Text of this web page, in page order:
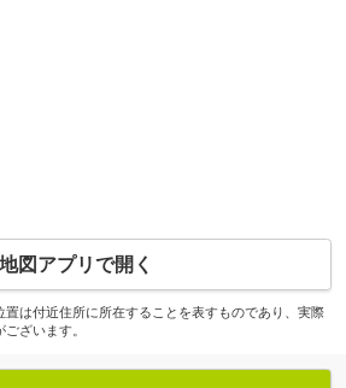
地図アプリで開く
は付近住所に所在することを表すものであり、実際
ざいます。